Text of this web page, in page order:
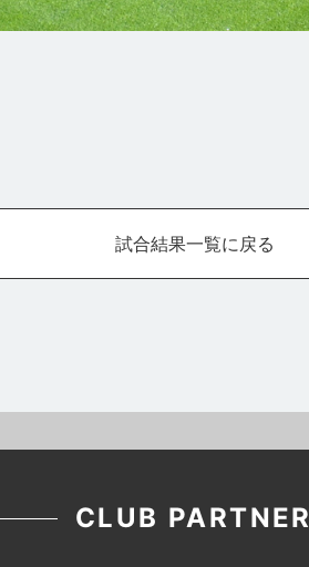
試合結果一覧に戻る
CLUB PARTNER